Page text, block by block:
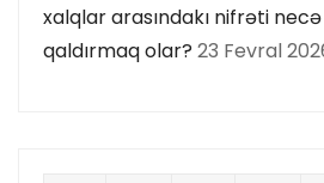
xalqlar arasındakı nifrəti
qaldırmaq olar? 23 Fevral